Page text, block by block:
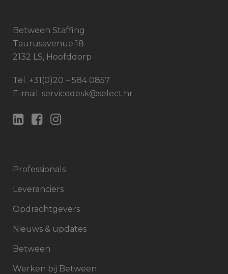
Between Staffing
Taurusavenue 18
2132 LS, Hoofddorp
Tel. +31(0)20 – 584 0857
E-mail. servicedesk@select.hr
Professionals
Leveranciers
Opdrachtgevers
Nieuws & updates
Between
Werken bij Between